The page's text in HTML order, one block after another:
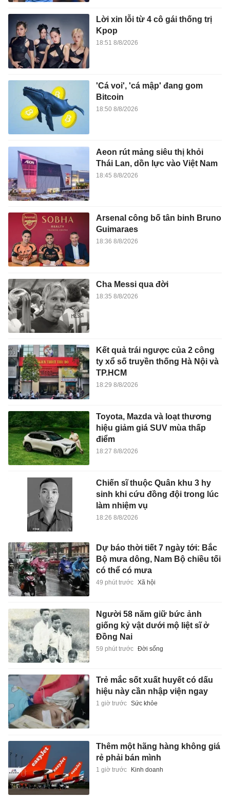
Lời xin lỗi từ 4 cô gái thống trị
Kpop
18:51 8/8/2026
'Cá voi', 'cá mập' đang gom
Bitcoin
18:50 8/8/2026
Aeon rút mảng siêu thị khỏi
Thái Lan, dồn lực vào Việt Nam
18:45 8/8/2026
Arsenal công bố tân binh Bruno
Guimaraes
18:36 8/8/2026
Cha Messi qua đời
18:35 8/8/2026
Kết quả trái ngược của 2 công
ty xổ số truyền thống Hà Nội và
TP.HCM
18:29 8/8/2026
Toyota, Mazda và loạt thương
hiệu giảm giá SUV mùa thấp
điểm
18:27 8/8/2026
Chiến sĩ thuộc Quân khu 3 hy
sinh khi cứu đồng đội trong lúc
làm nhiệm vụ
18:26 8/8/2026
Dự báo thời tiết 7 ngày tới: Bắc
Bộ mưa dông, Nam Bộ chiều tối
có thể có mưa
49 phút trước Xã hội
Người 58 năm giữ bức ảnh
giống kỷ vật dưới mộ liệt sĩ ở
Đồng Nai
59 phút trước Đời sống
Trẻ mắc sốt xuất huyết có dấu
hiệu này cần nhập viện ngay
1 giờ trước Sức khỏe
Thêm một hãng hàng không giá
rẻ phải bán mình
1 giờ trước Kinh doanh